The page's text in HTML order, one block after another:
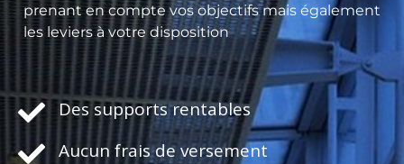
prenant en compte vos objectifs mais également
les leviers à votre disposition
Des supports rentables
Aucun frais de versement